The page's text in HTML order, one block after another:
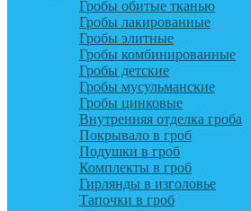
Гробы обитые тканью
Гробы лакированные
Гробы элитные
Гробы комбинированные
Гробы детские
Гробы мусульманские
Гробы цинковые
Внутренняя отделка гроба
Покрывало в гроб
Подушки в гроб
Комплекты в гроб
Гирлянды в изголовье
Тапочки в гроб